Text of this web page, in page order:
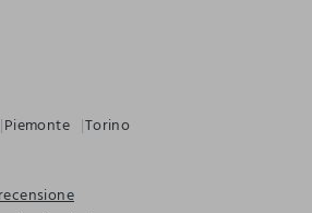
Piemonte Torino